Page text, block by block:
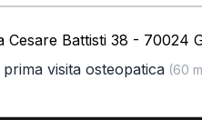
Cesare Battisti 38 - 70024
prima visita osteopatica(60